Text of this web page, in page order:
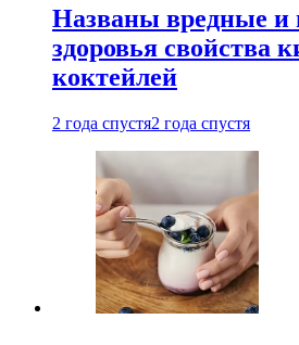
Названы вредные и
здоровья свойства
коктейлей
2 года спустя2 года спустя